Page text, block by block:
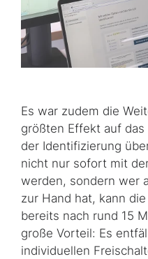
Es war zudem die
größten Effekt auf
der Identifizierung
nicht nur sofort mit
werden, sondern wer
zur Hand hat, kann
bereits nach rund 15
große Vorteil: Es
individuellen